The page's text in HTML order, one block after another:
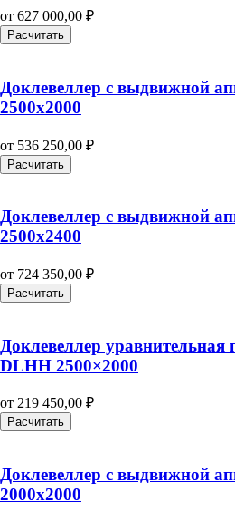
от 627 000,00 ₽
Расчитать
Доклевеллер с выдвижной
2500х2000
от 536 250,00 ₽
Расчитать
Доклевеллер с выдвижной
2500х2400
от 724 350,00 ₽
Расчитать
Доклевеллер
DLHH 2500×2000
от 219 450,00 ₽
Расчитать
Доклевеллер с выдвижной
2000х2000